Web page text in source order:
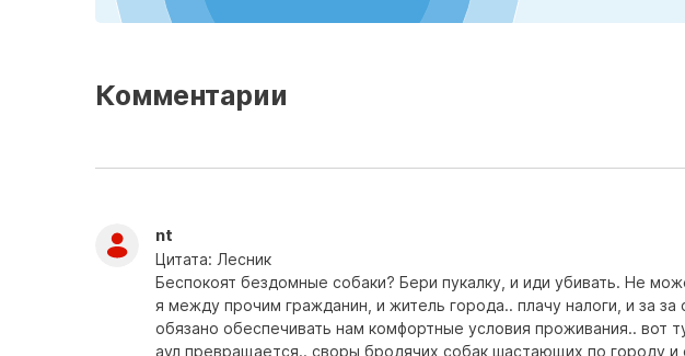
Комментарии
nt
Цитата: Лесник
Беспокоят бездомные собаки? Бери пукалку, и иди убивать. Не
я между прочим гражданин, и житель города.. плачу налоги, и за за
обязано обеспечивать нам комфортные условия проживания.. вот
аул превращается.. своры бродячих собак шастающих по городу